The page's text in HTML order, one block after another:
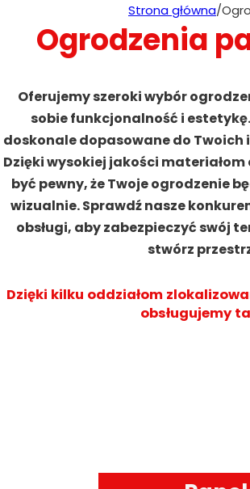
Strona główna/
Ogrodzenia
Oferujemy szeroki wybór
sobie funkcjonalność i
doskonale dopasowane do
Dzięki wysokiej jakości
być pewny, że Twoje ogrodzenie
wizualnie. Sprawdź nasze
obsługi, aby zabezpieczyć swój
stwórz
Dzięki kilku oddziałom
obsługujemy